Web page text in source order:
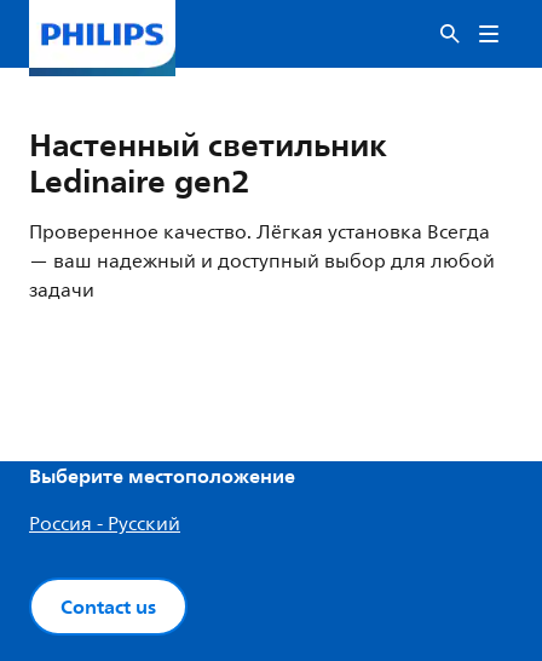
Настенный светильник
Ledinaire gen2
Проверенное качество. Лёгкая установка Всегда
— ваш надежный и доступный выбор для любой
задачи
Выберите местоположение
Россия - Русский
Contact us